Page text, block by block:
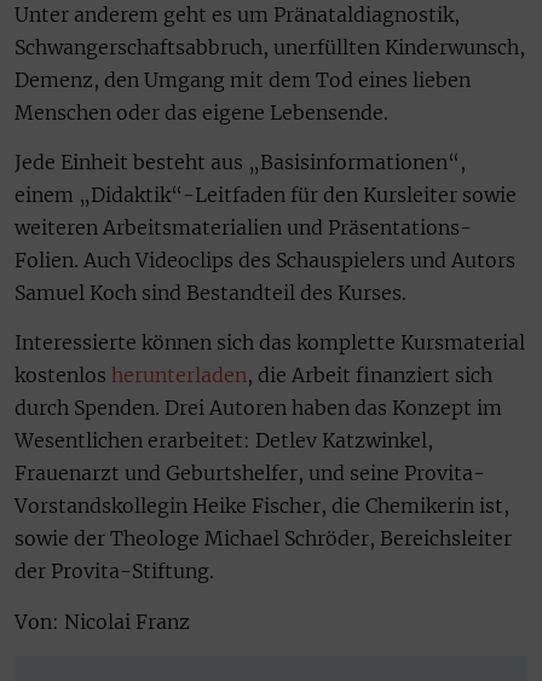
Unter anderem geht es um Pränataldiagnostik,
Schwangerschaftsabbruch, unerfüllten Kinderwunsch,
Demenz, den Umgang mit dem Tod eines lieben
Menschen oder das eigene Lebensende.
Jede Einheit besteht aus „Basisinformationen“,
einem „Didaktik“-Leitfaden für den Kursleiter sowie
weiteren Arbeitsmaterialien und Präsentations-
Folien. Auch Videoclips des Schauspielers und Autors
Samuel Koch sind Bestandteil des Kurses.
Interessierte können sich das komplette Kursmaterial
kostenlos herunterladen, die Arbeit finanziert sich
durch Spenden. Drei Autoren haben das Konzept im
Wesentlichen erarbeitet: Detlev Katzwinkel,
Frauenarzt und Geburtshelfer, und seine Provita-
Vorstandskollegin Heike Fischer, die Chemikerin ist,
sowie der Theologe Michael Schröder, Bereichsleiter
der Provita-Stiftung.
Von: Nicolai Franz